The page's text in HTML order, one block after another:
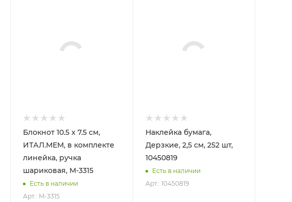
Блокнот 10.5 x 7.5 см,
ИТАЛ.МЕМ, в комплекте
линейка, ручка
шариковая, М-3315
Есть в наличии
Арт.: M-3315
Наклейка бумага,
Дерзкие, 2,5 см, 252 шт,
10450819
Есть в наличии
Арт.: 10450819